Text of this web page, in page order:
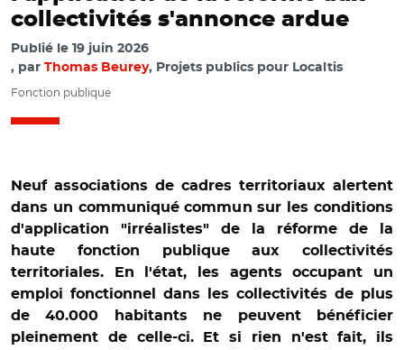
collectivités s'annonce ardue
Publié le 19 juin 2026
par Thomas Beurey, Projets publics pour Localtis
Fonction publique
Neuf associations de cadres territoriaux alertent
dans un communiqué commun sur les conditions
d'application "irréalistes" de la réforme de la
haute fonction publique aux collectivités
territoriales. En l'état, les agents occupant un
emploi fonctionnel dans les collectivités de plus
de 40.000 habitants ne peuvent bénéficier
pleinement de celle-ci. Et si rien n'est fait, ils